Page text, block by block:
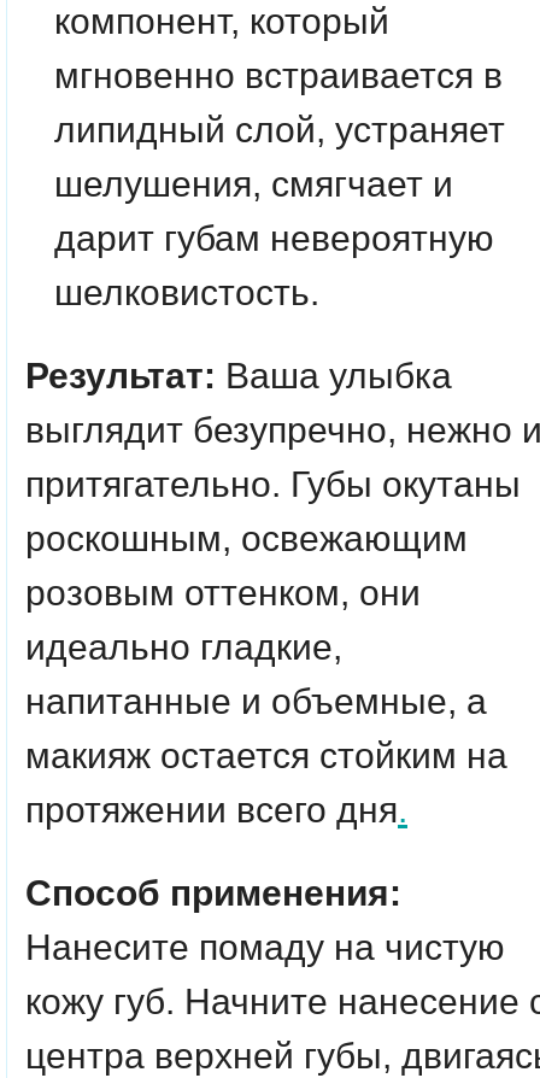
компонент, который
мгновенно встраивается в
липидный слой, устраняет
шелушения, смягчает и
дарит губам невероятную
шелковистость.
Результат: Ваша улыбка
выглядит безупречно, нежно
притягательно. Губы окутаны
роскошным, освежающим
розовым оттенком, они
идеально гладкие,
напитанные и объемные, а
макияж остается стойким на
протяжении всего дня.
Способ применения:
Нанесите помаду на чистую
кожу губ. Начните нанесение
центра верхней губы,